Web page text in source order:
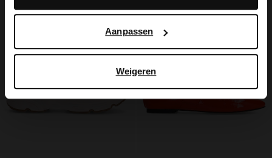
hoe Google uw persoonsgegevens gebruikt, vindt u op
Aanpassen
Weigeren